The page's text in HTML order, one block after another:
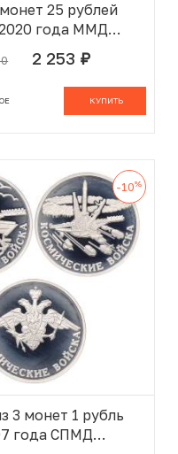
25 рублей
года ММД
Победы —
оружия» (19
— все выпуски)
2 253 руб.
КУПИТЬ
-10%
3 монет 1 рубль
года СПМД